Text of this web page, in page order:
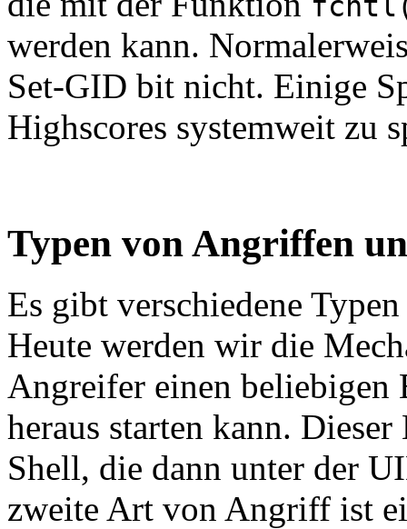
werden kann.
Set-GID bit nicht. Einige
Highscores systemweit zu
Typen von Angriffen
Es gibt verschiedene
Heute werden wir die
Angreifer einen
heraus starten kann.
Shell, die dann unter der
zweite Art von Angriff ist